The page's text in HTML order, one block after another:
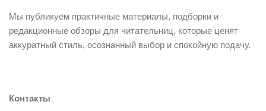
Мы публикуем практичные материалы, подборки и
редакционные обзоры для читательниц, которые ценят
аккуратный стиль, осознанный выбор и спокойную подачу.
Контакты